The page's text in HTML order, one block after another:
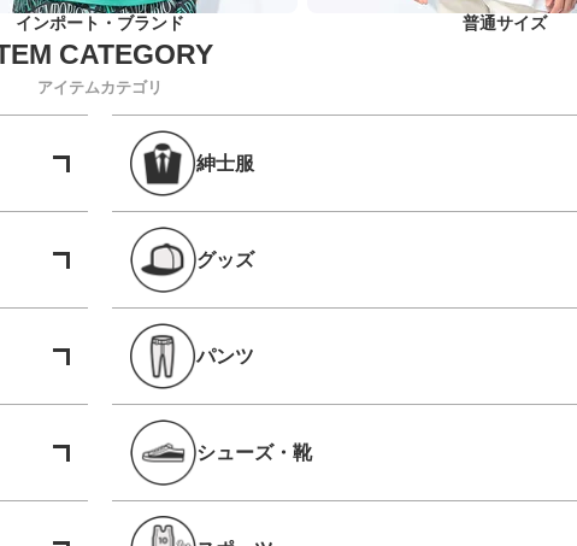
インポート・ブランド 普通サイズ
アイテムカテゴリ
紳士服
グッズ
パンツ
シューズ・靴